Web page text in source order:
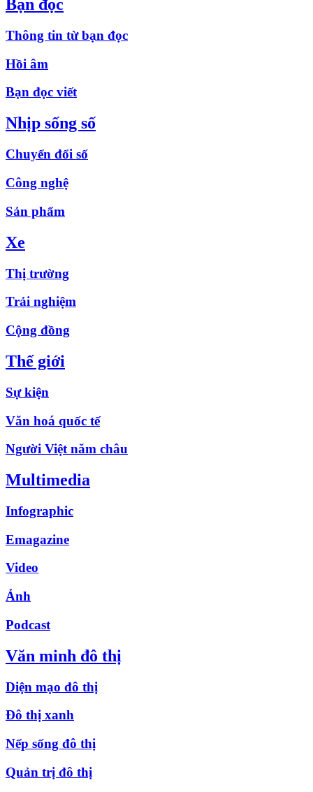
Bạn đọc
Thông tin từ bạn đọc
Hồi âm
Bạn đọc viết
Nhịp sống số
Chuyển đổi số
Công nghệ
Sản phẩm
Xe
Thị trường
Trải nghiệm
Cộng đồng
Thế giới
Sự kiện
Văn hoá quốc tế
Người Việt năm châu
Multimedia
Infographic
Emagazine
Video
Ảnh
Podcast
Văn minh đô thị
Diện mạo đô thị
Đô thị xanh
Nếp sống đô thị
Quản trị đô thị